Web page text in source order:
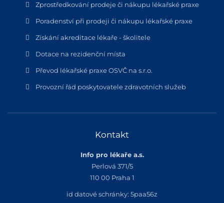
Zprostředkování prodeje či nákupu lékařské praxe
Poradenství při prodeji či nákupu lékařské praxe
Získání akreditace lékaře - školitele
Dotace na rezidenční místa
Převod lékařské praxe OSVČ na s.r.o.
Provozní řád poskytovatele zdravotních služeb
Kontakt
Info pro lékaře a.s.
Perlová 371/5
110 00 Praha 1
id datové schránky: 5paa56z